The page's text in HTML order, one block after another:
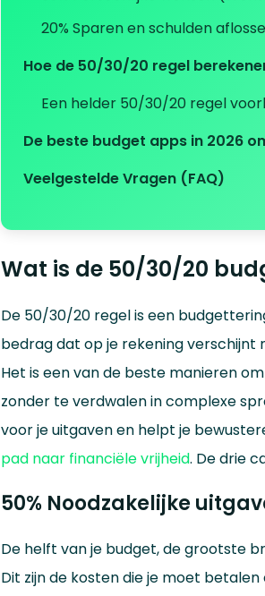
20% Sparen en schulden
Hoe de 50/30/20 regel
Een helder 50/30/20 regel
De beste budget apps in 2026
Veelgestelde Vragen (FAQ)
Wat is de 50/30/20
De 50/30/20 regel is een
bedrag dat op je rekening
Het is een van de beste manieren
zonder te verdwalen in complexe
voor je uitgaven en helpt je
pad naar financiële vrijheid. De drie
50% Noodzakelijke
De helft van je budget, de grootste
Dit zijn de kosten die je moet